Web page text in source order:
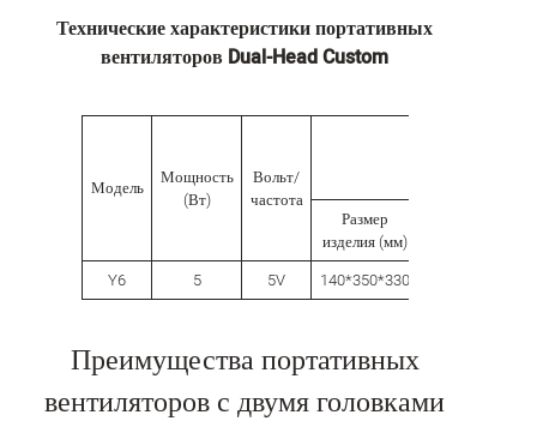
Технические характеристики портативных
вентиляторов Dual-Head Custom
Модель
Мощность
(Вт)
Вольт/
частота
Размер
изделия (мм)
Y6
5 5V 140*350*330
Преимущества портативных
вентиляторов с двумя головками